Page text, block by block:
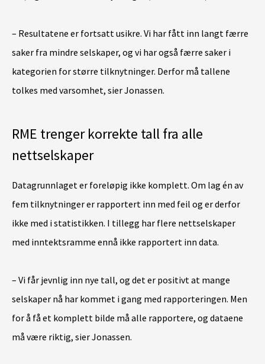
– Resultatene er fortsatt usikre. Vi har fått inn langt færre
saker fra mindre selskaper, og vi har også færre saker i
kategorien for større tilknytninger. Derfor må tallene
tolkes med varsomhet, sier Jonassen.
RME trenger korrekte tall fra alle
nettselskaper
Datagrunnlaget er foreløpig ikke komplett. Om lag én av
fem tilknytninger er rapportert inn med feil og er derfor
ikke med i statistikken. I tillegg har flere nettselskaper
med inntektsramme ennå ikke rapportert inn data.
– Vi får jevnlig inn nye tall, og det er positivt at mange
selskaper nå har kommet i gang med rapporteringen. Men
for å få et komplett bilde må alle rapportere, og dataene
må være riktig, sier Jonassen.